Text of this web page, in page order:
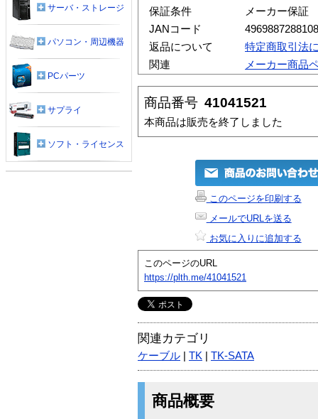
保証条件
メーカー保証
JANコード
4969887288108
返品について
特定商取引法
関連
メーカー商品
商品番号 41041521
本商品は販売を終了しました
このページを印刷する
メールでURLを送る
お気に入りに追加する
このページのURL
https://plth.me/41041521
関連カテゴリ
ケーブル TK TK-SATA
商品概要
サーバ・ストレージ
パソコン・周辺機器
PCパーツ
サプライ
ソフト・ライセンス